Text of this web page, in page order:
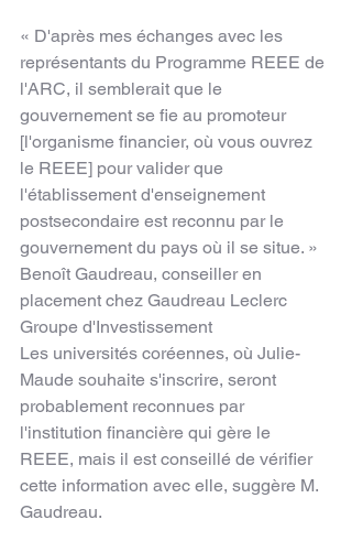
« D'après mes échanges avec les
représentants du Programme REEE de
l'ARC, il semblerait que le
gouvernement se fie au promoteur
[l'organisme financier, où vous ouvrez
le REEE] pour valider que
l'établissement d'enseignement
postsecondaire est reconnu par le
gouvernement du pays où il se situe. »
Benoît Gaudreau, conseiller en
placement chez Gaudreau Leclerc
Groupe d'Investissement
Les universités coréennes, où Julie-
Maude souhaite s'inscrire, seront
probablement reconnues par
l'institution financière qui gère le
REEE, mais il est conseillé de vérifier
cette information avec elle, suggère M.
Gaudreau.